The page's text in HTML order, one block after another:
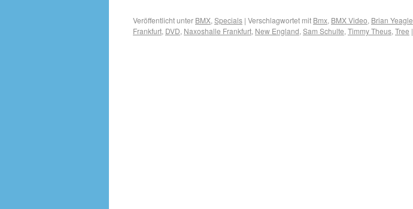
Veröffentlicht unter BMX, Specials | Verschlagwortet mit Bmx, BMX Video, Brian Yeagle
Frankfurt, DVD, Naxoshalle Frankfurt, New England, Sam Schulte, Timmy Theus, Tree |